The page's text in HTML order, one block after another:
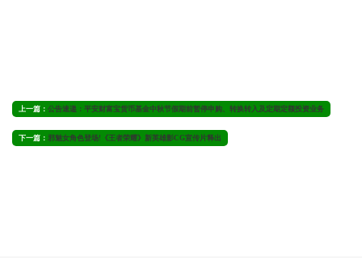
上一篇： 公告速递：平安财富宝货币基金中秋节假期前暂停申购、转换转入及定期定额投资业务
下一篇： 邪魅女角色登场!《王者荣耀》新英雄影CG宣传片释出